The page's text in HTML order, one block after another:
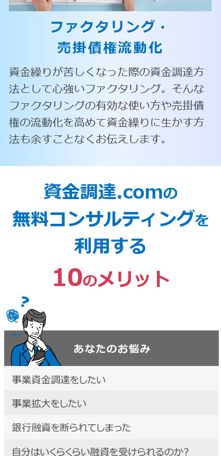
ファクタリング・
売掛債権流動化
資金繰りが苦しくなった際の資金調達方
法として心強いファクタリング。そんな
ファクタリングの有効な使い方や売掛債
権の流動化を高めて資金繰りに生かす方
法も余すことなくお伝えします。
資金調達.comの
無料コンサルティングを
利用する
10のメリット